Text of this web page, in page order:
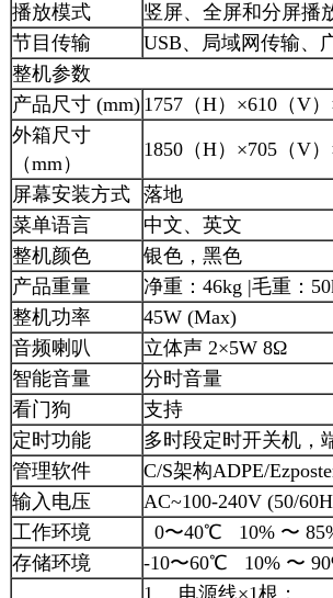
播放模式
竖屏、全屏和分屏播
节目传输
USB、局域网传输、
整机参数
产品尺寸 (mm) 1757（H）×610（V）
外箱尺寸
（mm）
1850（H）×705（V）
屏幕安装方式
落地
菜单语言
中文、英文
整机颜色
银色，黑色
产品重量
净重：46kg |毛重：
整机功率
45W (Max)
音频喇叭
立体声 2×5W 8Ω
智能音量
分时音量
看门狗
支持
定时功能
多时段定时开关机，
管理软件
C/S架构ADPE/
输入电压
AC~100-240V (50/
工作环境
0〜40℃ 10% 〜
存储环境
-10〜60℃ 10% 〜